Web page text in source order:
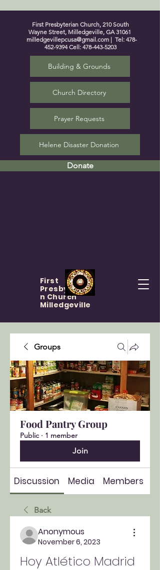
First Presbyterian Church, 210 South
Wayne Street, Milledgeville, GA 31061
milledgevillepcusa@gmail.com | Tel: 478-
452-9394Cell: 478-443-5203
Building & Grounds
Church Directory
Prayer Requests
Helene Disaster Donation
Donate
First
Presbyteria
n Church
Milledgeville
Groups
Food Pantry Group
Public · 1 member
Join
Discussion Media Members
Back
Anonymous
November 6, 2023
Hoy Atlético Madrid